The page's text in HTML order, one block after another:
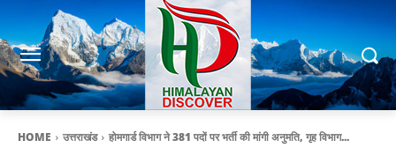
HOME उत्तराखंड होमगार्ड विभाग ने 381 पदों पर भर्ती की मांगी अनुमति, गृह विभाग...